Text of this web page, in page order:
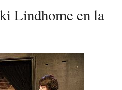
Lindhome en la